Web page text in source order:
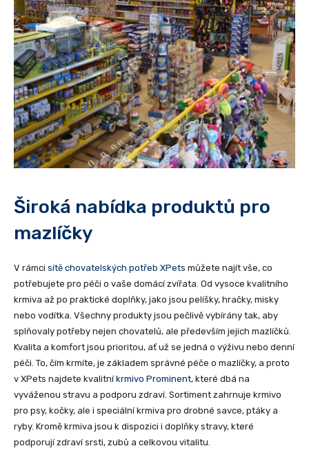
Široká nabídka produktů pro
mazlíčky
V rámci sítě chovatelských potřeb XPets můžete najít vše, co
potřebujete pro péči o vaše domácí zvířata. Od vysoce kvalitního
krmiva až po praktické doplňky, jako jsou pelíšky, hračky, misky
nebo vodítka. Všechny produkty jsou pečlivě vybírány tak, aby
splňovaly potřeby nejen chovatelů, ale především jejich mazlíčků.
Kvalita a komfort jsou prioritou, ať už se jedná o výživu nebo denní
péči. To, čím krmíte, je základem správné péče o mazlíčky, a proto
v XPets najdete kvalitníkrmivo Prominent, které dbá na
vyváženou stravu a podporu zdraví. Sortiment zahrnuje krmivo
pro psy, kočky, ale i speciální krmiva pro drobné savce, ptáky a
ryby. Kromě krmiva jsou k dispozici i doplňky stravy, které
podporují zdraví srsti, zubů a celkovou vitalitu.